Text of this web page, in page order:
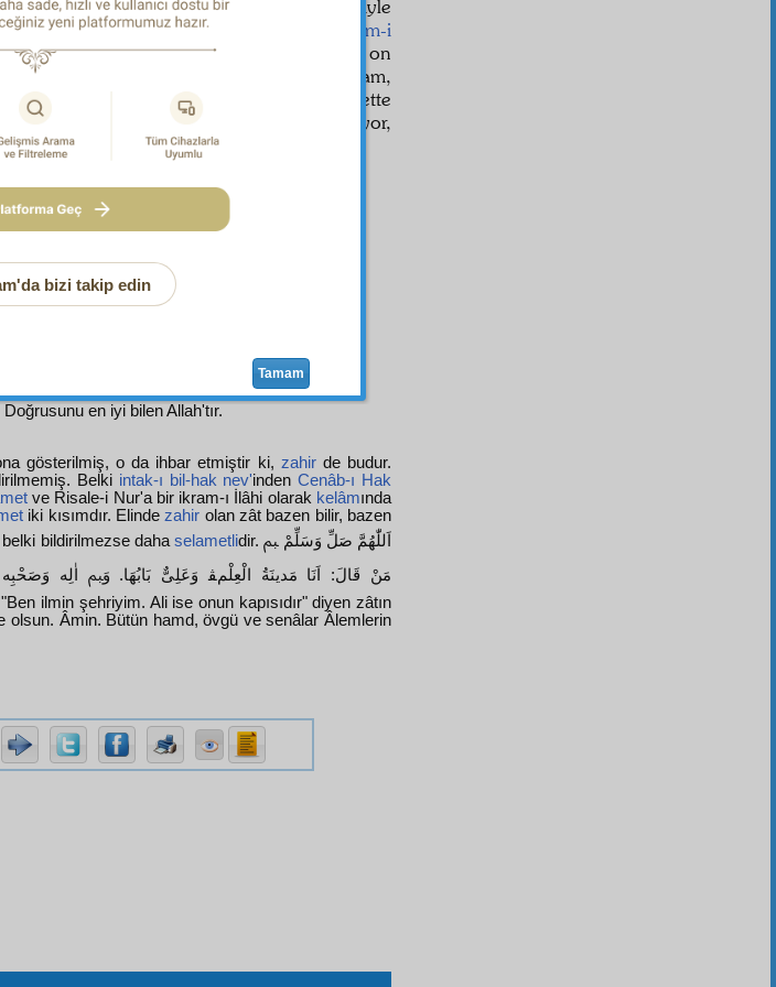
eden bu altı satırbilâistisna
on üç cümlesiyle
parmak basıyor. Ve on üç seneden beri
İsm-i
i hayatının on üçvakıat-ı mühimme
sine on
birbirine kuvvet verip
ettikleri adam,
mezkur
dokuz hakikat gayet kat'i bir surette
ve
'sinde Risale-i Nur'u alkışlıyor,
teselli ediyor.
اَلْعِلْمُ عِنْدَ اللهِ، وَاللهُ HAŞİYE-1
en iyi bilen Allah'tır.
gösterilmiş, o da ihbar etmiştir ki, zahirde budur.
Belki intak-ı bil-hak nev'indenCenâb-ı Hak
ve Risale-i Nur'a bir ikram-ı İlâhi olarak kelâmında
iki kısımdır. Elinde zahir olan zât bazen bilir, bazen
belki bildirilmezse daha selametlidir. اَللّٰهُمَّ صَلِّ وَسَلِّمْ ﱬ
مَنْ قَالَ: اَنَا مَدينَةُ الْعِلْمﭭ وَعَلِىٌّ بَابُهَا. وَﱬ اٰلِه
olsun. Âmin. Bütün hamd, övgü ve senâlar Âlemlerin
bizi takip edin
Tamam